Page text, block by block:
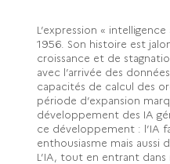
L’expression «
1956. Son histoire est
croissance et de
avec l’arrivée des
capacités de calcul des
période d’expansion
développement des IA
ce développement : l’IA
enthousiasme mais aussi
L’IA, tout en entrant